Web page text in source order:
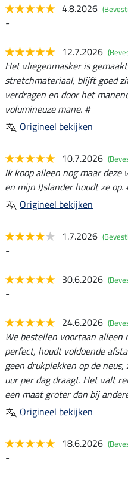
4.8.2026
-
12.7.2026
Het vliegenmasker is
stretchmateriaal, blijft goed
verdragen en door het
volumineuze mane. #
Origineel bekijken
10.7.2026
Ik koop alleen nog maar
en mijn IJslander houdt ze op.
Origineel bekijken
1.7.2026
-
30.6.2026
-
24.6.2026
We bestellen voortaan alleen
perfect, houdt voldoende
geen drukplekken op de
uur per dag draagt. Het valt
een maat groter dan bij
Origineel bekijken
18.6.2026
-